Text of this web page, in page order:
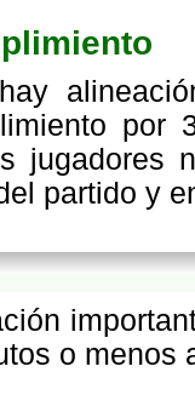
por
jugadores
partido y
o menos